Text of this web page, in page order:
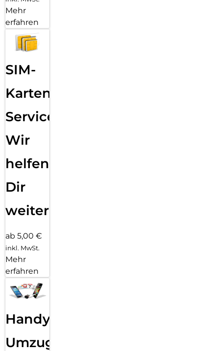
Mehr
erfahren
SIM-
Karten
Service:
Wir
helfen
Dir
weiter
ab 5,00 €
inkl. MwSt.
Mehr
erfahren
Handy
Umzug